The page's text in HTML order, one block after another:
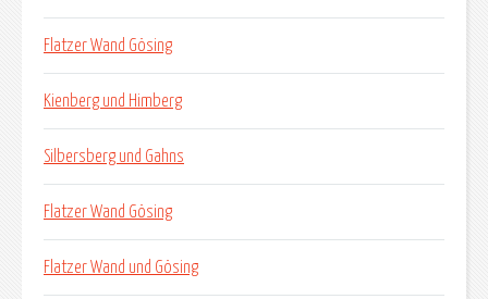
Flatzer Wand Gösing
Kienberg und Himberg
Silbersberg und Gahns
Flatzer Wand Gösing
Flatzer Wand und Gösing